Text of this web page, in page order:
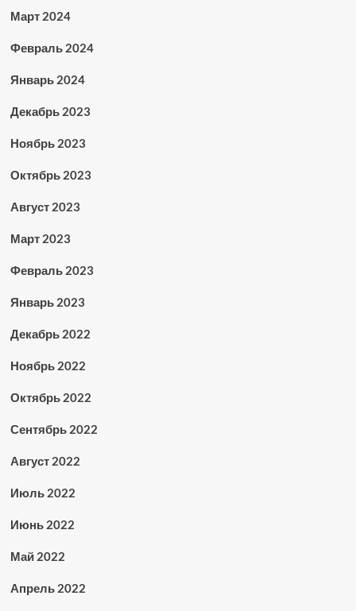
Март 2024
Февраль 2024
Январь 2024
Декабрь 2023
Ноябрь 2023
Октябрь 2023
Август 2023
Март 2023
Февраль 2023
Январь 2023
Декабрь 2022
Ноябрь 2022
Октябрь 2022
Сентябрь 2022
Август 2022
Июль 2022
Июнь 2022
Май 2022
Апрель 2022